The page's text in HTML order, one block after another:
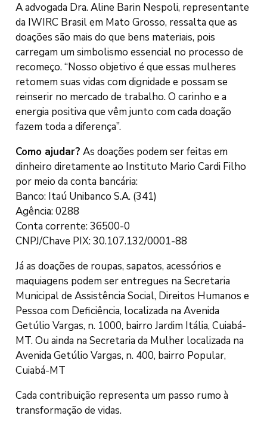
A advogada Dra. Aline Barin Nespoli, representante
da IWIRC Brasil em Mato Grosso, ressalta que as
doações são mais do que bens materiais, pois
carregam um simbolismo essencial no processo de
recomeço. “Nosso objetivo é que essas mulheres
retomem suas vidas com dignidade e possam se
reinserir no mercado de trabalho. O carinho e a
energia positiva que vêm junto com cada doação
fazem toda a diferença”.
Como ajudar? As doações podem ser feitas em
dinheiro diretamente ao Instituto Mario Cardi Filho
por meio da conta bancária:
Banco: Itaú Unibanco S.A. (341)
Agência: 0288
Conta corrente: 36500-0
CNPJ/Chave PIX: 30.107.132/0001-88
Já as doações de roupas, sapatos, acessórios e
maquiagens podem ser entregues na Secretaria
Municipal de Assistência Social, Direitos Humanos e
Pessoa com Deficiência, localizada na Avenida
Getúlio Vargas, n. 1000, bairro Jardim Itália, Cuiabá-
MT. Ou ainda na Secretaria da Mulher localizada na
Avenida Getúlio Vargas, n. 400, bairro Popular,
Cuiabá-MT
Cada contribuição representa um passo rumo à
transformação de vidas.